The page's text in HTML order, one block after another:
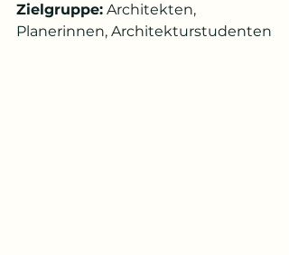
Zielgruppe: Architekten,
Planerinnen, Architekturstudenten